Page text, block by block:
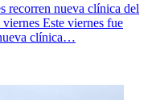
recorren nueva clínica del
Este viernes fue
clínica…